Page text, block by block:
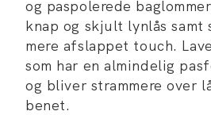
og paspolerede
knap og skjult lynlås
mere afslappet touch.
som har en almindelig
og bliver strammere over
benet.